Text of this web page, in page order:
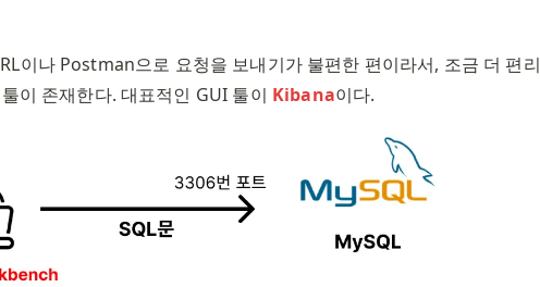
이나 Postman으로 요청을 보내기가 불편한 편이라서, 조금 더 편리
이 존재한다. 대표적인 GUI 툴이 Kibana이다.